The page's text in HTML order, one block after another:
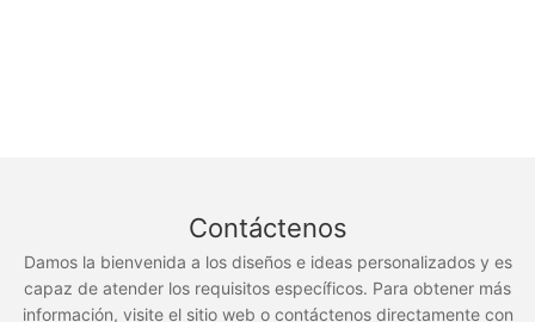
Contáctenos
Damos la bienvenida a los diseños e ideas personalizados y es
capaz de atender los requisitos específicos. Para obtener más
información, visite el sitio web o contáctenos directamente con